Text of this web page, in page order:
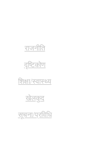
राजनीति
दृष्टिकोण
शिक्षा/स्वास्थ्य
खेलकुद
सूचना/प्रविधि